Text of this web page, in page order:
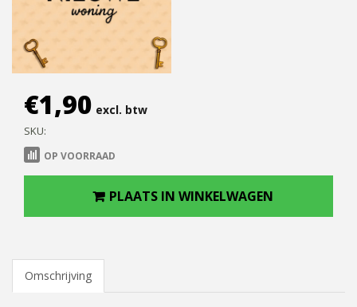
€1,90 excl. btw
SKU:
OP VOORRAAD
PLAATS IN WINKELWAGEN
Omschrijving